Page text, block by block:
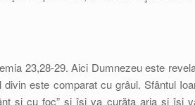
23,28-29. Aici Dumnezeu este
este comparat cu grâul. Sfântul
şi cu foc” şi îşi va curăţa aria şi îşi